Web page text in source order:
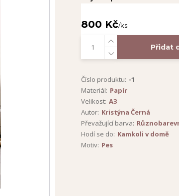
800 Kč/ks
Přidat
Číslo produktu: -1
Materiál: Papír
Velikost: A3
Autor: Kristýna Černá
Převažující barva:
Hodí se do: Kamkoli v domě
Motiv: Pes